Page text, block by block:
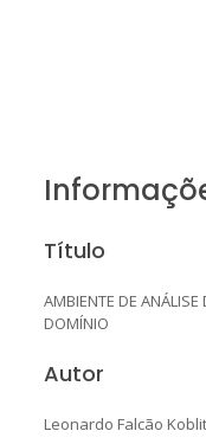
Título
AMBIENTE DE
DOMÍNIO
Autor
Leonardo Falcão